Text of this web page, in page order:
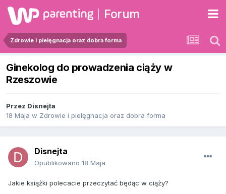
Forum
Zdrowie i pielęgnacja oraz dobra forma
Ginekolog do prowadzenia ciąży w
Rzeszowie
Przez Disnejta
18 Maja w Zdrowie i pielęgnacja oraz dobra forma
Disnejta
Opublikowano 18 Maja
Jakie książki polecacie przeczytać będąc w ciąży?